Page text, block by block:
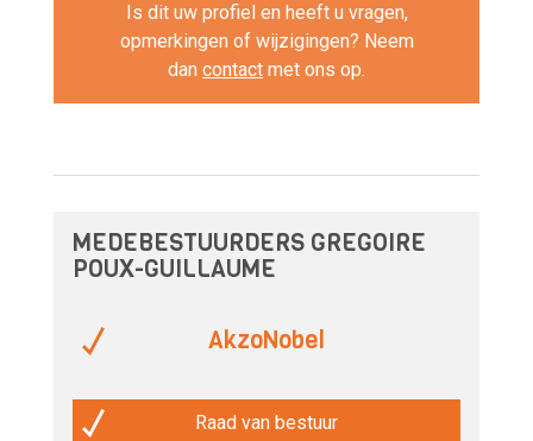
Is dit uw profiel en heeft u vragen,
opmerkingen of wijzigingen? Neem
dan contact met ons op.
MEDEBESTUURDERS GREGOIRE
POUX-GUILLAUME
AkzoNobel
Raad van bestuur